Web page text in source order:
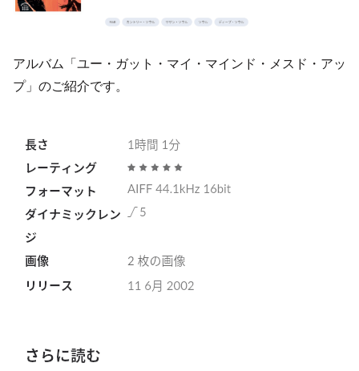
アルバム「ユー・ガット・マイ・マインド・メスド・アッ
プ」のご紹介です。